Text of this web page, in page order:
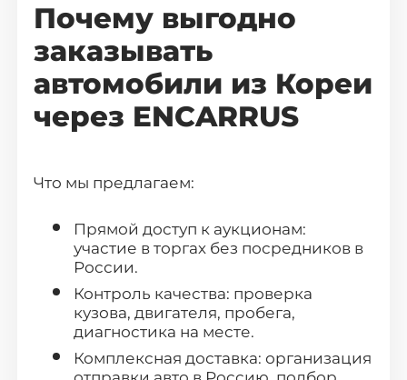
Почему выгодно
заказывать
автомобили из Кореи
через ENCARRUS
Что мы предлагаем:
Прямой доступ к аукционам:
участие в торгах без посредников в
России.
Контроль качества: проверка
кузова, двигателя, пробега,
диагностика на месте.
Комплексная доставка: организация
Тольятти
Махачкала
Барнаул
Ижевск
Хабаровск
Владивосток